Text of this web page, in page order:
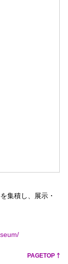
集積し、展示・
PAGETOP